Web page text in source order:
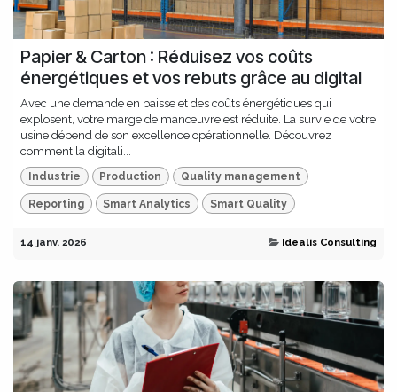
Papier & Carton : Réduisez vos coûts
énergétiques et vos rebuts grâce au digital
Avec une demande en baisse et des coûts énergétiques qui
explosent, votre marge de manœuvre est réduite. La survie de votre
usine dépend de son excellence opérationnelle. Découvrez
comment la digitali...
Industrie Production Quality management
Reporting Smart Analytics Smart Quality
14 janv. 2026 Idealis Consulting